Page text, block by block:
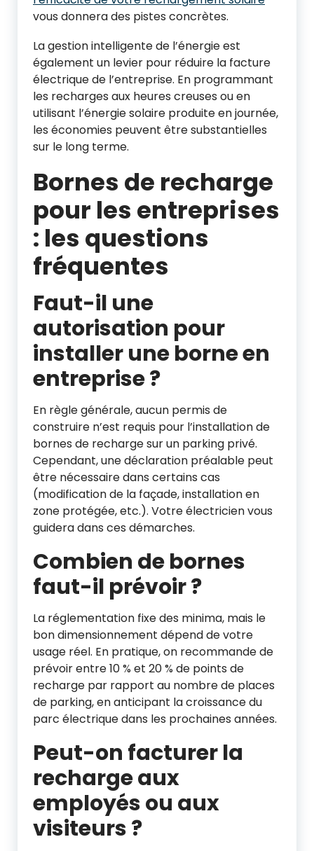
vous donnera des pistes concrètes.
La gestion intelligente de l’énergie est
également un levier pour réduire la facture
électrique de l’entreprise. En programmant
les recharges aux heures creuses ou en
utilisant l’énergie solaire produite en journée,
les économies peuvent être substantielles
sur le long terme.
Bornes de recharge
pour les entreprises
: les questions
fréquentes
Faut-il une
autorisation pour
installer une borne en
entreprise ?
En règle générale, aucun permis de
construire n’est requis pour l’installation de
bornes de recharge sur un parking privé.
Cependant, une déclaration préalable peut
être nécessaire dans certains cas
(modification de la façade, installation en
zone protégée, etc.). Votre électricien vous
guidera dans ces démarches.
Combien de bornes
faut-il prévoir ?
La réglementation fixe des minima, mais le
bon dimensionnement dépend de votre
usage réel. En pratique, on recommande de
prévoir entre 10 % et 20 % de points de
recharge par rapport au nombre de places
de parking, en anticipant la croissance du
parc électrique dans les prochaines années.
Peut-on facturer la
recharge aux
employés ou aux
visiteurs ?